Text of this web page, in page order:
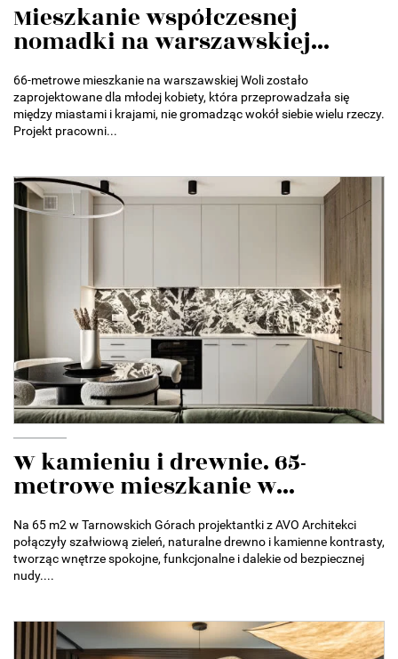
Mieszkanie współczesnej
nomadki na warszawskiej...
66-metrowe mieszkanie na warszawskiej Woli zostało
zaprojektowane dla młodej kobiety, która przeprowadzała się
między miastami i krajami, nie gromadząc wokół siebie wielu rzeczy.
Projekt pracowni...
W kamieniu i drewnie. 65-
metrowe mieszkanie w...
Na 65 m2 w Tarnowskich Górach projektantki z AVO Architekci
połączyły szałwiową zieleń, naturalne drewno i kamienne kontrasty,
tworząc wnętrze spokojne, funkcjonalne i dalekie od bezpiecznej
nudy....